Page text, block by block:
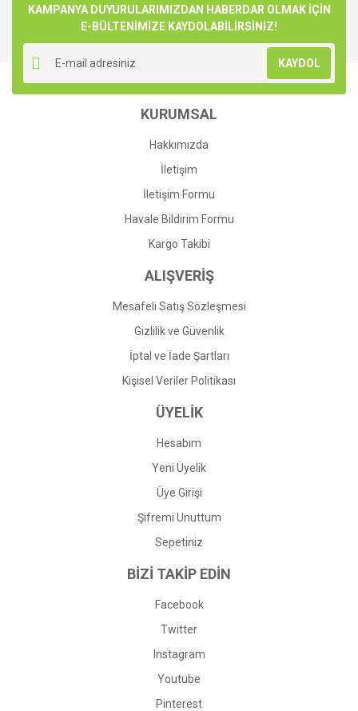
Yorum Yaz
Görüş ve önerileriniz için teşekkür ederiz.
Ürün resmi kalitesiz, bozuk veya görüntülenemiyor.
Ürün açıklamasında eksik bilgiler bulunuyor.
Ürün bilgilerinde hatalar bulunuyor.
Ürün fiyatı diğer sitelerden daha pahalı.
Gönder
KAMPANYA DUYURULARIMIZDAN HABERDAR OLMAK İÇİN
E-BÜLTENİMİZE KAYDOLABİLİRSİNİZ!
KAYDOL
KURUMSAL
Hakkımızda
İletişim
İletişim Formu
Havale Bildirim Formu
Kargo Takibi
ALIŞVERİŞ
Mesafeli Satış Sözleşmesi
Gizlilik ve Güvenlik
İptal ve İade Şartları
Kişisel Veriler Politikası
ÜYELİK
Hesabım
Yeni Üyelik
Üye Girişi
Şifremi Unuttum
Sepetiniz
BİZİ TAKİP EDİN
Facebook
Twitter
Instagram
Youtube
Pinterest